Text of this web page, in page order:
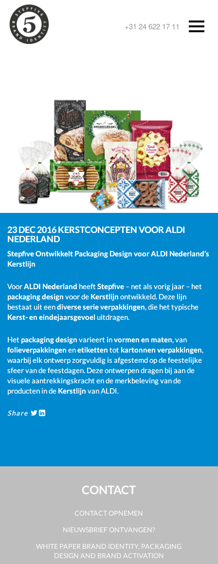
+31 24 622 17 11
23 DEC 2016KERSTCONCEPTEN VOOR ALDI
NEDERLAND
Stepfive Ontwikkelt Packaging Design voor ALDI Nederland’s
Kerstlijn
VoorALDI Nederland heeft Stepfive – net als vorig jaar – het
packaging design voor de Kerstlijn ontwikkeld. Deze lijn
bestaat uit eendiverse serie verpakkingen, die het typische
Kerst- en eindejaarsgevoel uitdragen.
Het packaging design varieert invormen en maten, van
folieverpakkingen enetiketten tot kartonnen verpakkingen,
waarbij elk ontwerp zorgvuldig is afgestemd op de feestelijke
sfeer van de feestdagen. Deze ontwerpen dragen bij aan de
visuele aantrekkingskracht en de merkbeleving van de
producten in de Kerstlijn van ALDI.
Share
CONTACT
CONTACT OPNEMEN
NIEUWSBRIEF ONTVANGEN?
WHITE PAPER BRAND IDENTITY, PACKAGING
DESIGN AND BRAND ACTIVATION